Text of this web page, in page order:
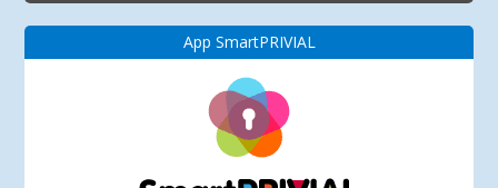
App SmartPRIVIAL